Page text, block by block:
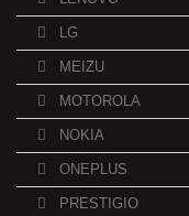
LG
MEIZU
MOTOROLA
NOKIA
ONEPLUS
PRESTIGIO